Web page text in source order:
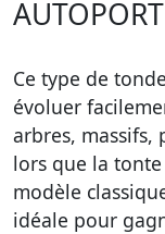
Ce type de
évoluer
arbres, massifs,
lors que la
modèle
idéale pour